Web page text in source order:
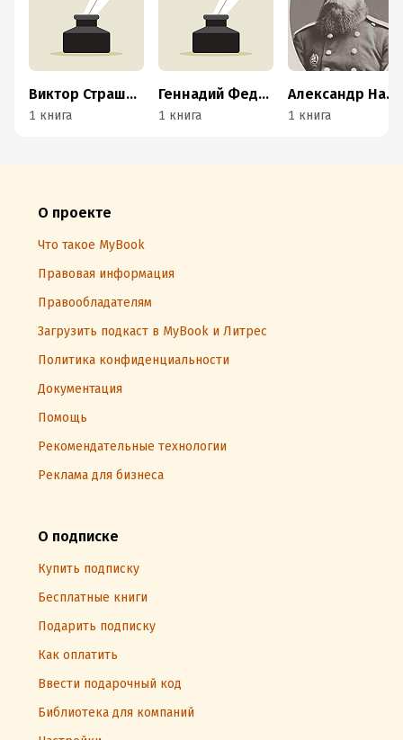
Виктор Страшнов
1 книга
Геннадий Федотов
1 книга
Александр Навроцкий
1 книга
О проекте
Что такое MyBook
Правовая информация
Правообладателям
Загрузить подкаст в MyBook и Литрес
Политика конфиденциальности
Документация
Помощь
Рекомендательные технологии
Реклама для бизнеса
О подписке
Купить подписку
Бесплатные книги
Подарить подписку
Как оплатить
Ввести подарочный код
Библиотека для компаний